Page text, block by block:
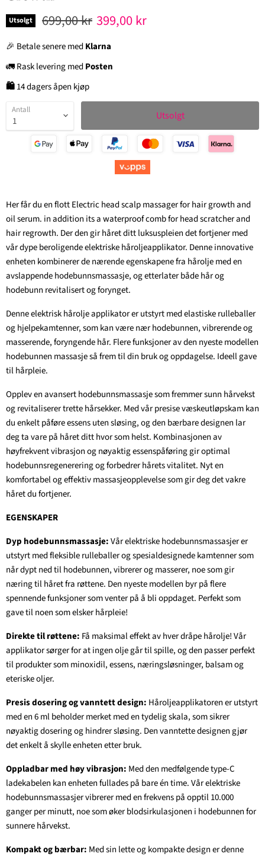
Utsolgt Original pris
699,00 kr Nåværende pris
399,00 kr
🎉 Betale senere medKlarna
🚛 Rask levering medPosten
🛍14 dagers åpen kjøp
Antall Utsolgt
Her får du en flott Electric head scalp massager for hair growth and
oil serum. in addition its a waterproof comb for head scratcher and
hair regrowth. Der den gir håret ditt luksuspleien det fortjener med
vår dype beroligende elektriske håroljeapplikator. Denne innovative
enheten kombinerer de nærende egenskapene fra hårolje med en
avslappende hodebunnsmassasje, og etterlater både hår og
hodebunn revitalisert og forynget.
Denne elektrisk hårolje applikator er utstyrt med elastiske rulleballer
og hjelpekamtenner, som kan være nær hodebunnen, vibrerende og
masserende, foryngende hår. Flere funksjoner av den nyeste modellen
hodebunnen massasje så frem til din bruk og oppdagelse. Ideell gave
til hårpleie.
Opplev en avansert hodebunnsmassasje som fremmer sunn hårvekst
og revitaliserer trette hårsekker. Med vår presise væskeutløpskam kan
du enkelt påføre essens uten sløsing, og den bærbare designen lar
deg ta vare på håret ditt hvor som helst. Kombinasjonen av
høyfrekvent vibrasjon og nøyaktig essenspåføring gir optimal
hodebunnsregenerering og forbedrer hårets vitalitet. Nyt en
komfortabel og effektiv massasjeopplevelse som gir deg det vakre
håret du fortjener.
EGENSKAPER
Dyp hodebunnsmassasje:Vår elektriske hodebunnsmassasjer er
utstyrt med fleksible rulleballer og spesialdesignede kamtenner som
når dypt ned til hodebunnen, vibrerer og masserer, noe som gir
næring til håret fra røttene. Den nyeste modellen byr på flere
spennende funksjoner som venter på å bli oppdaget. Perfekt som
gave til noen som elsker hårpleie!
Direkte til røttene: Få maksimal effekt av hver dråpe hårolje! Vår
applikator sørger for at ingen olje går til spille, og den passer perfekt
til produkter som minoxidil, essens, næringsløsninger, balsam og
eteriske oljer.
Presis dosering og vanntett design: Håroljeapplikatoren er utstyrt
med en 6 ml beholder merket med en tydelig skala, som sikrer
nøyaktig dosering og hindrer sløsing. Den vanntette designen gjør
det enkelt å skylle enheten etter bruk.
Oppladbar med høy vibrasjon: Med den medfølgende type-C
ladekabelen kan enheten fullades på bare én time. Vår elektriske
hodebunnsmassasjer vibrerer med en frekvens på opptil 10.000
ganger per minutt, noe som øker blodsirkulasjonen i hodebunnen for
sunnere hårvekst.
Kompakt og bærbar: Med sin lette og kompakte design er denne